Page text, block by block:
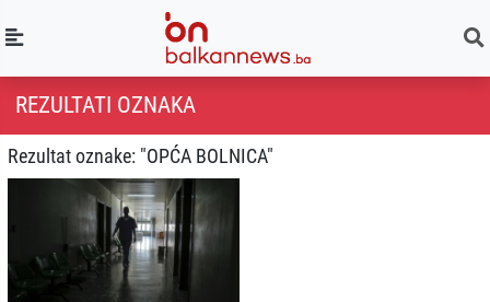
REZULTATI OZNAKA
Rezultat oznake: "OPĆA BOLNICA"